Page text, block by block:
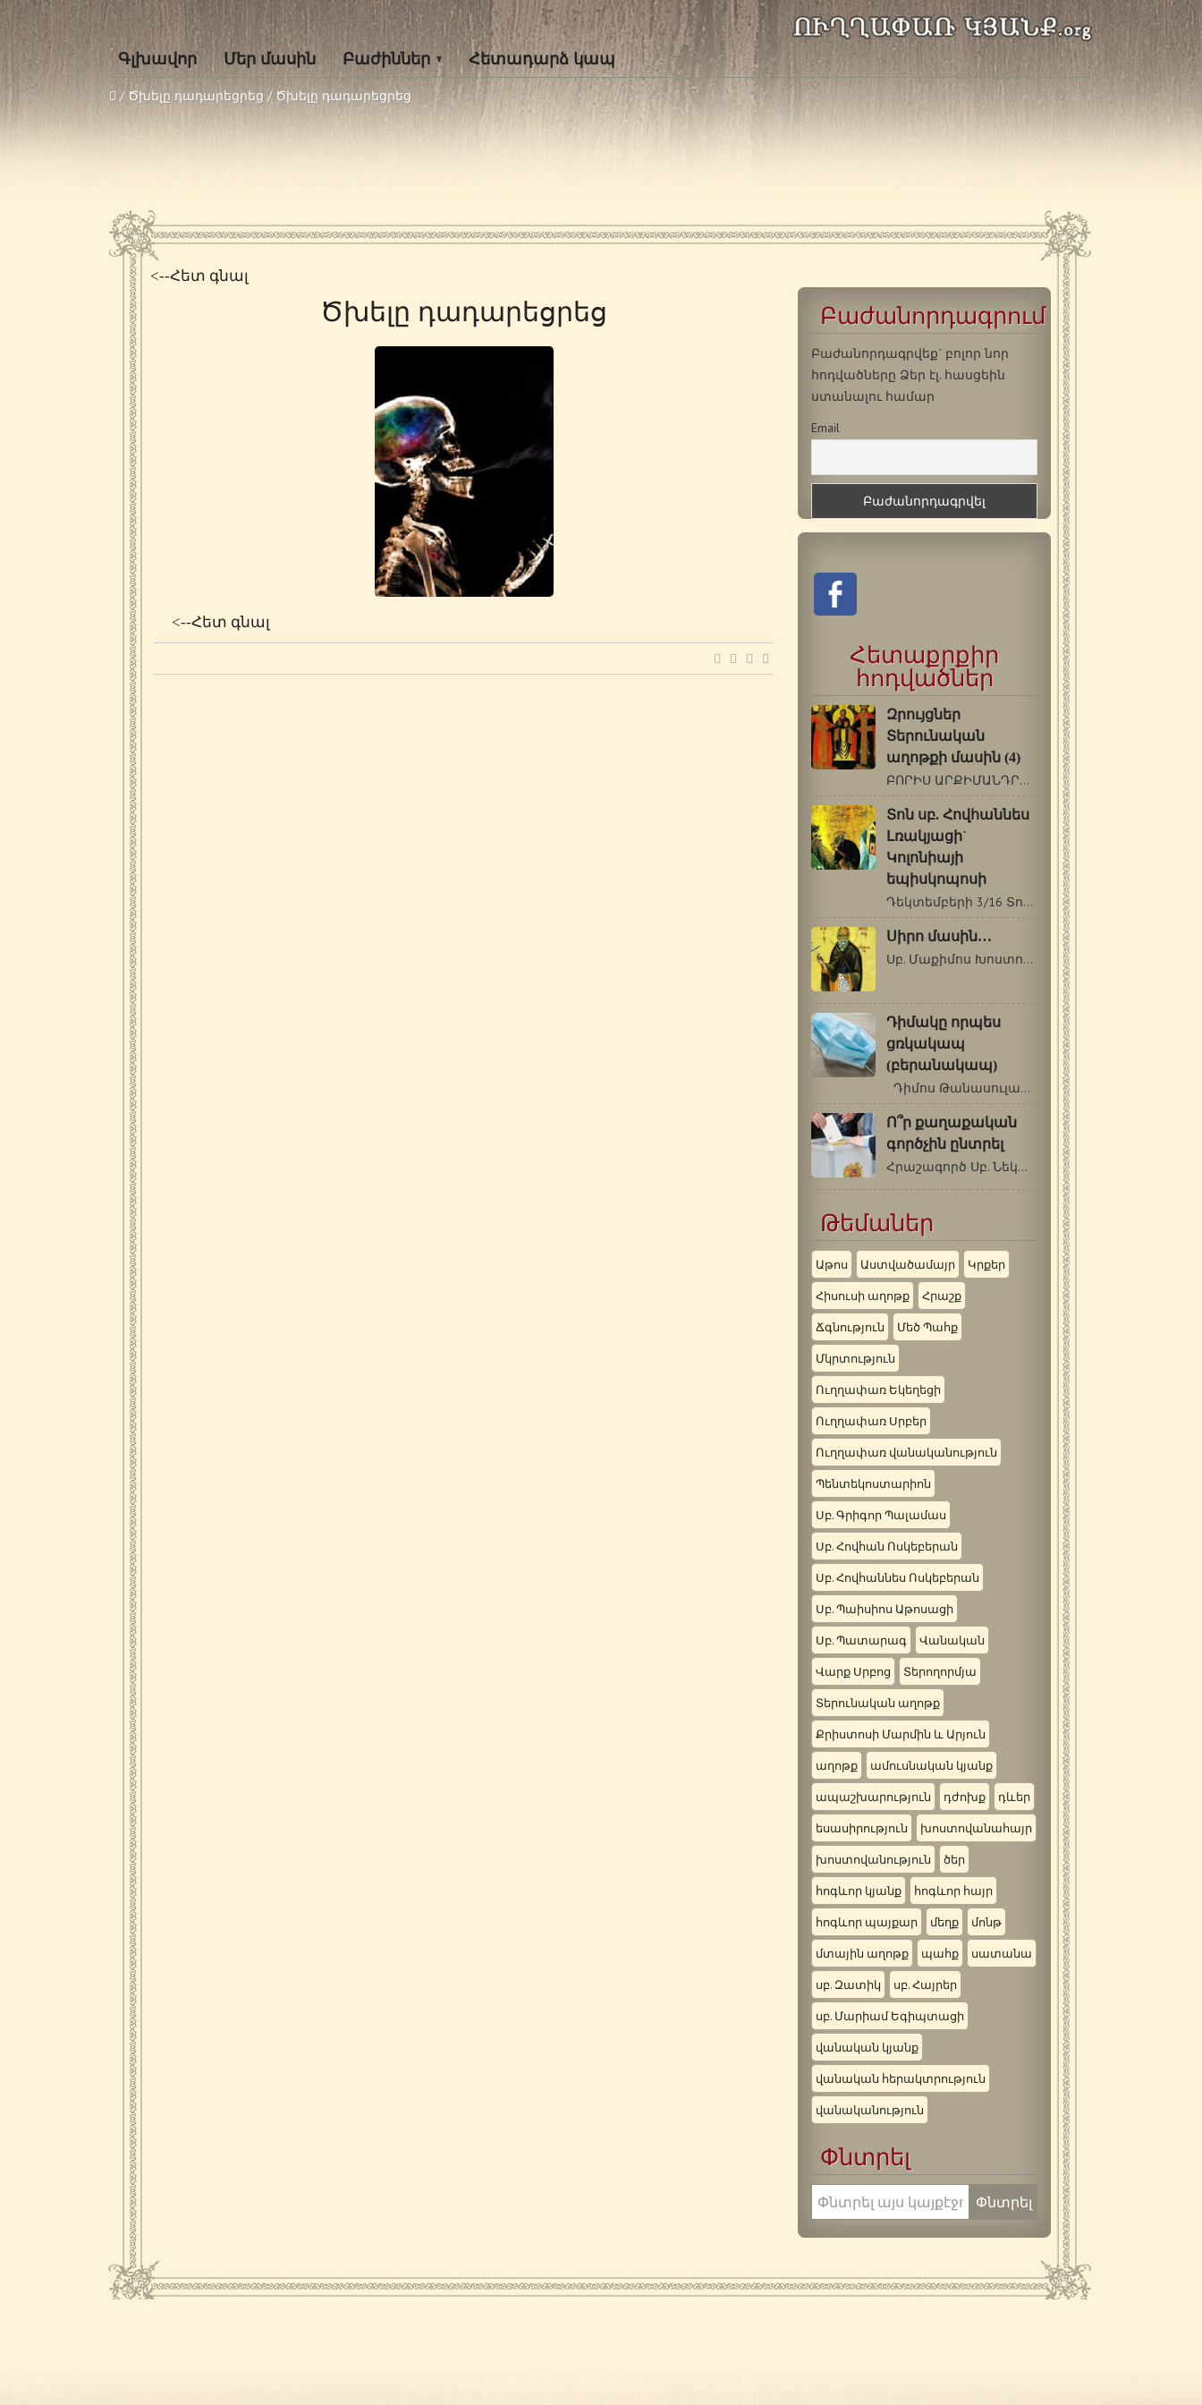
Գլխավոր Մեր մասին Բաժիններ Հետադարձ կապ
/ Ծխելը դադարեցրեց / Ծխելը դադարեցրեց
<--Հետ գնալ
Ծխելը դադարեցրեց
<--Հետ գնալ
Բաժանորդագրում
Բաժանորդագրվեք` բոլոր նոր
հոդվածները Ձեր էլ. հասցեին
ստանալու համար
Email
Հետաքրքիր
հոդվածներ
Զրույցներ
Տերունական
աղոթքի մասին (4)
ԲՈՐԻՍ ԱՐՔԻՄԱՆԴՐԻՏ ԽՈԼՉԵՎ (1895-1971 թթ.)…
Տոն սբ. Հովհաննես
Լռակյացի`
Կոլոնիայի
եպիսկոպոսի
Դեկտեմբերի 3/16 Տոն սբ. Հովհաննես Լռակյացի`…
Սիրո մասին…
Սբ. Մաքիմոս Խոստովանող (580-662թթ.) Սերը…
Դիմակը որպես
ցռկակապ
(բերանակապ)
Դիմոս Թանասուլաս, փաստաբան, Հունաստան…
Ո՞ր քաղաքական
գործչին ընտրել
Հրաշագործ Սբ. Նեկտարիոս Պենդապոլսեցի…
Թեմաներ
Աթոս Աստվածամայր Կրքեր
Հիսուսի աղոթք Հրաշք
Ճգնություն Մեծ Պահք
Մկրտություն
Ուղղափառ Եկեղեցի
Ուղղափառ Սրբեր
Ուղղափառ վանականություն
Պենտեկոստարիոն
Սբ. Գրիգոր Պալամաս
Սբ. Հովհան Ոսկեբերան
Սբ. Հովհաննես Ոսկեբերան
Սբ. Պաիսիոս Աթոսացի
Սբ. Պատարագ Վանական
Վարք Սրբոց Տերողորմյա
Տերունական աղոթք
Քրիստոսի Մարմին և Արյուն
աղոթք ամուսնական կյանք
ապաշխարություն դժոխք դևեր
եսասիրություն խոստովանահայր
խոստովանություն ծեր
հոգևոր կյանք հոգևոր հայր
հոգևոր պայքար մեղք մոնթ
մտային աղոթք պահք սատանա
սբ. Զատիկ սբ. Հայրեր
սբ. Մարիամ Եգիպտացի
վանական կյանք
վանական հերակտրություն
վանականություն
Փնտրել